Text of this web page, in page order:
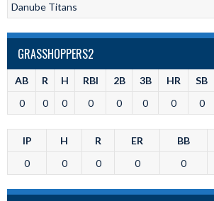
Danube Titans
GRASSHOPPERS2
AB R H RBI 2B 3B HR SB
0
0 0 0 0 0 0 0
IP H R ER BB
0
0 0 0 0